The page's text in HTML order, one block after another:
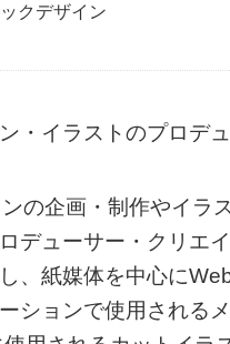
クデザイン
・イラストのプロデ
の企画・制作やイラ
デューサー・クリエ
、紙媒体を中心に
ションで使用される